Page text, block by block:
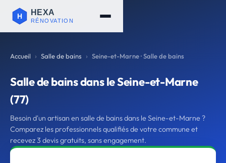
Accueil Salle de bains Seine-et-Marne · Salle de bains
Salle de bains dans le Seine-et-Marne
(77)
Besoin d'un artisan en salle de bains dans le Seine-et-Marne ?
Comparez les professionnels qualifiés de votre commune et
recevez 3 devis gratuits, sans engagement.